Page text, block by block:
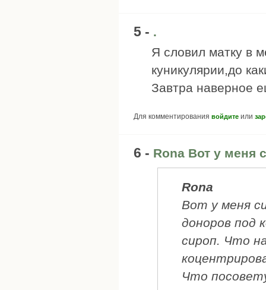
5 - .
Я словил матку в
куникулярии,до
Завтра наверное
Для комментирования войдите или
6 - Rona Вот у меня
Rona
Вот у меня
доноров под
сироп. Что
Что